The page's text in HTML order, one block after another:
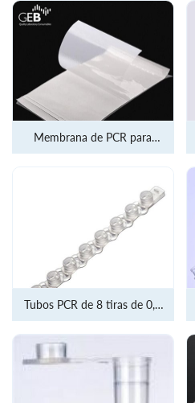
Membrana de PCR para
Tubos PCR de 8 tiras de 0,2
ml